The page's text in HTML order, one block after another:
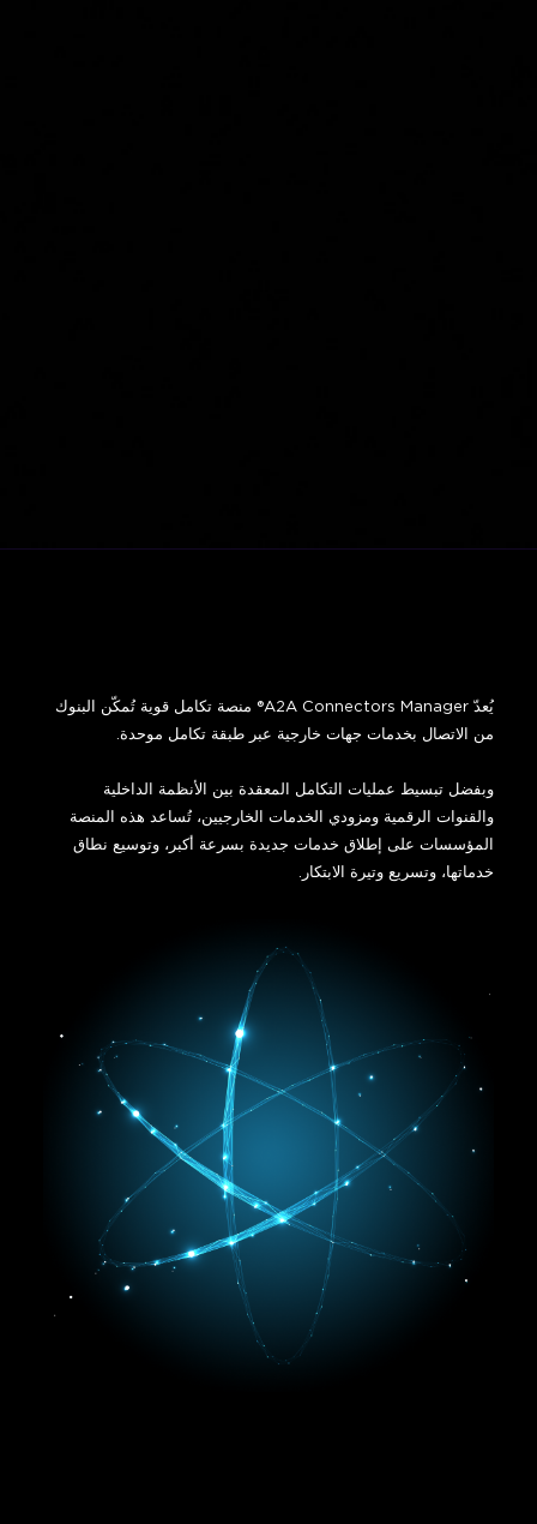
يُعدّ A2A Connectors Manager® منصة تكامل قوية تُمكّن البنوك
وبفضل تبسيط عمليات التكامل المعقدة بين الأنظمة الداخلية
والقنوات الرقمية ومزودي الخدمات الخارجيين، تُساعد هذه المنصة
المؤسسات على إطلاق خدمات جديدة بسرعة أكبر، وتوسيع نطاق
خدماتها، وتسريع وتيرة الابتكار.